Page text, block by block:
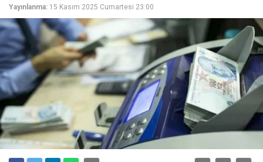
Yayınlanma: 15 Kasım 2025 Cumartesi 23:00